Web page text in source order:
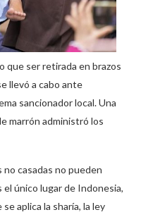
que ser retirada en brazos
llevó a cabo ante
sancionador local. Una
marrón administró los
no casadas no pueden
único lugar de Indonesia,
aplica la sharía, la ley